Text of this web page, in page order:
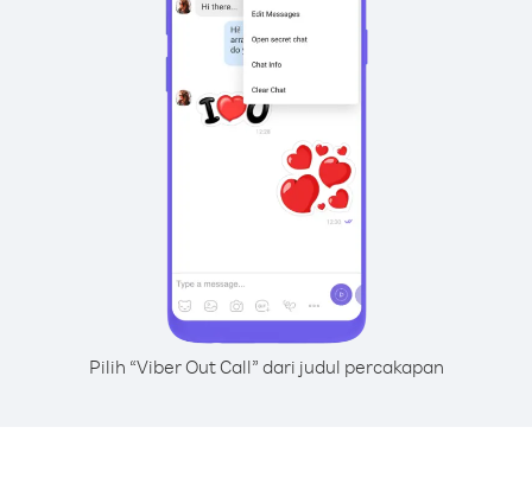
Pilih “Viber Out Call” dari judul percakapan